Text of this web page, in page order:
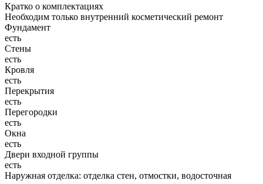
Кратко о комплектациях
Необходим только внутренний косметический ремонт
Фундамент
есть
Стены
есть
Кровля
есть
Перекрытия
есть
Перегородки
есть
Окна
есть
Двери входной группы
есть
Наружная отделка: отделка стен, отмостки, водосточная